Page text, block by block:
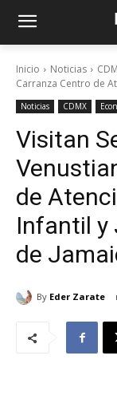
Inicio Noticias
Carranza Centro de
Noticias CDMX
Visitan
de
Infantil y
de
By Eder Zarate